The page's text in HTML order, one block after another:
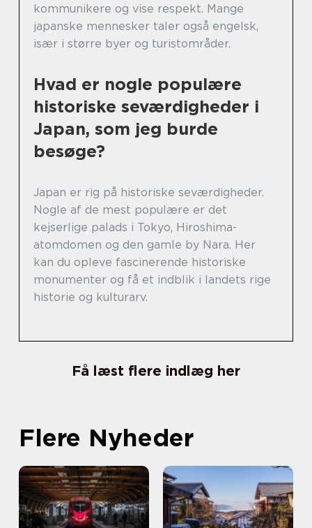
kommunikere og vise respekt. Mange
japanske mennesker taler også engelsk,
især i større byer og turistområder.
Hvad er nogle populære
historiske seværdigheder i
Japan, som jeg burde
besøge?
Japan er rig på historiske seværdigheder.
Nogle af de mest populære er det
kejserlige palads i Tokyo, Hiroshima-
atomdomen og den gamle by Nara. Her
kan du opleve fascinerende historiske
monumenter og få et indblik i landets rige
historie og kulturarv.
Få læst flere indlæg her
Flere Nyheder